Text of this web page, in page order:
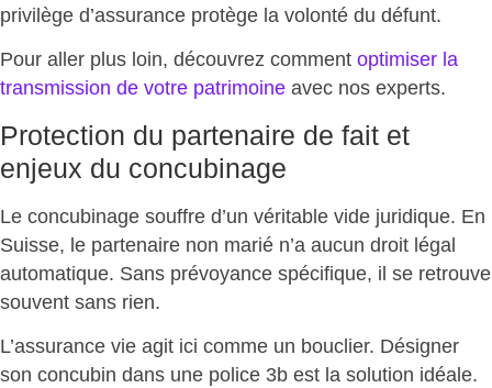
privilège d’assurance protège la volonté du défunt.
Pour aller plus loin, découvrez comment optimiser la
transmission de votre patrimoine avec nos experts.
Protection du partenaire de fait et
enjeux du concubinage
Le concubinage souffre d’un véritable vide juridique. En
Suisse, le partenaire non marié n’a aucun droit légal
automatique. Sans prévoyance spécifique, il se retrouve
souvent sans rien.
L’assurance vie agit ici comme un bouclier. Désigner
son concubin dans une police 3b est la solution idéale.